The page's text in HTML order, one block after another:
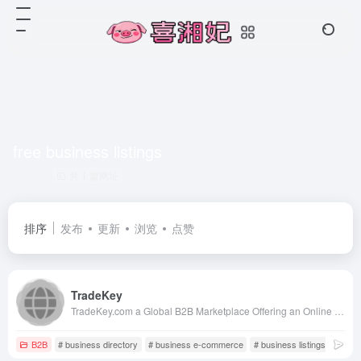
排序 发布 更新 浏览 点赞
TradeKey
B2B # business directory # business e-commerce # business listings